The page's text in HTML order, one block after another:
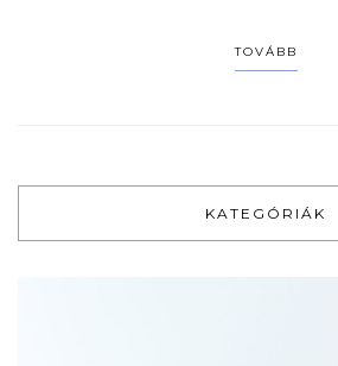
TOVÁBB
KATEGÓRIÁK